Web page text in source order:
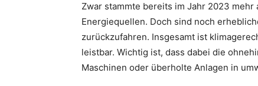
Zwar stammte bereits im Jahr 2023
Energiequellen. Doch sind noch
zurückzufahren. Insgesamt ist
leistbar. Wichtig ist, dass dabei die
Maschinen oder überholte Anlagen in